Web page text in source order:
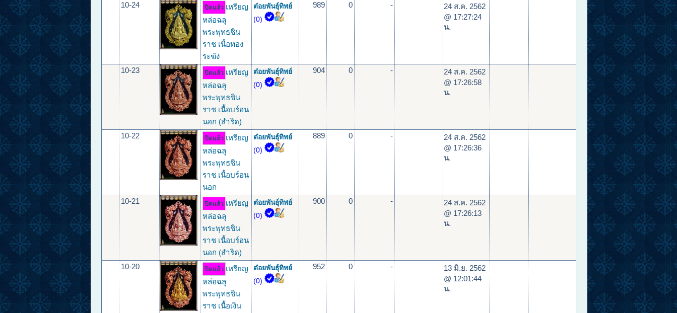
10-24 ปิดแล้ว เหรียญ
หล่อฉลุ
พระพุทธชิน
ราช เนื้อทอง
ระฆัง
ต๋อยพันธุ์ทิพย์
(0)
989 0 -
24 ส.ค. 2562
@ 17:27:24
น.
10-23 ปิดแล้ว เหรียญ
หล่อฉลุ
พระพุทธชิน
ราช เนื้อบร์อน
นอก (สำริด)
ต๋อยพันธุ์ทิพย์
(0)
904 0 -
24 ส.ค. 2562
@ 17:26:58
น.
10-22 ปิดแล้ว เหรียญ
หล่อฉลุ
พระพุทธชิน
ราช เนื้อบร์อน
นอก
ต๋อยพันธุ์ทิพย์
(0)
889 0 -
24 ส.ค. 2562
@ 17:26:36
น.
10-21 ปิดแล้ว เหรียญ
หล่อฉลุ
พระพุทธชิน
ราช เนื้อบร์อน
นอก (สำริด)
ต๋อยพันธุ์ทิพย์
(0)
900 0 -
24 ส.ค. 2562
@ 17:26:13
น.
10-20 ปิดแล้ว เหรียญ
หล่อฉลุ
พระพุทธชิน
ราช เนื้อเงิน
ต๋อยพันธุ์ทิพย์
(0)
952 0 -
13 มิ.ย. 2562
@ 12:01:44
น.